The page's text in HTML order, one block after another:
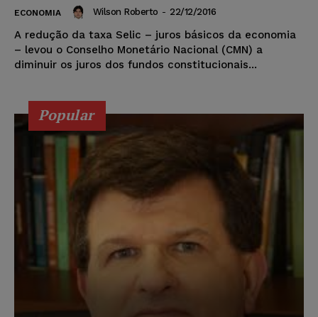
ECONOMIA Wilson Roberto - 22/12/2016
A redução da taxa Selic – juros básicos da economia
– levou o Conselho Monetário Nacional (CMN) a
diminuir os juros dos fundos constitucionais...
Popular